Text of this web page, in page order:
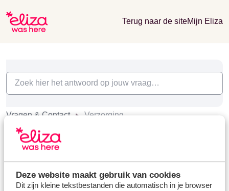
Deze website maakt gebruik van cookies
Dit zijn kleine tekstbestanden die automatisch in je browser
Terug naar de siteMijn Eliza
Vragen & Contact Verzorging
Verzorging (1)
Laatst gewijzigd op Vr, 24 Okt, 2025 om 10:47 AM